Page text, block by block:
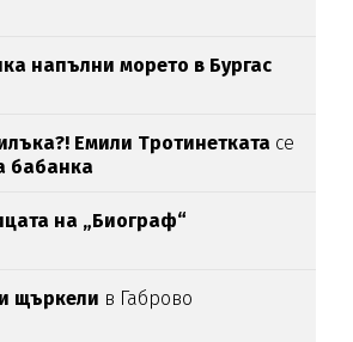
напълни морето в Бургас
Емили Тротинетката се
бабанка
на „Биограф“
щъркели в Габрово